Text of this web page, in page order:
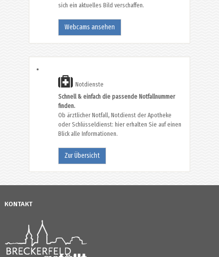
sich ein aktuelles Bild verschaffen.
Webcams ansehen
Notdienste
Schnell & einfach die passende Notfallnummer
finden.
Ob ärztlicher Notfall, Notdienst der Apotheke
oder Schlüsseldienst: hier erhalten Sie auf einen
Blick alle Informationen.
Zur Übersicht
KONTAKT